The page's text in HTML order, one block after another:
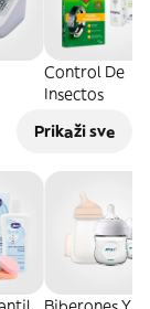
Control De
Insectos
Prikaži sve